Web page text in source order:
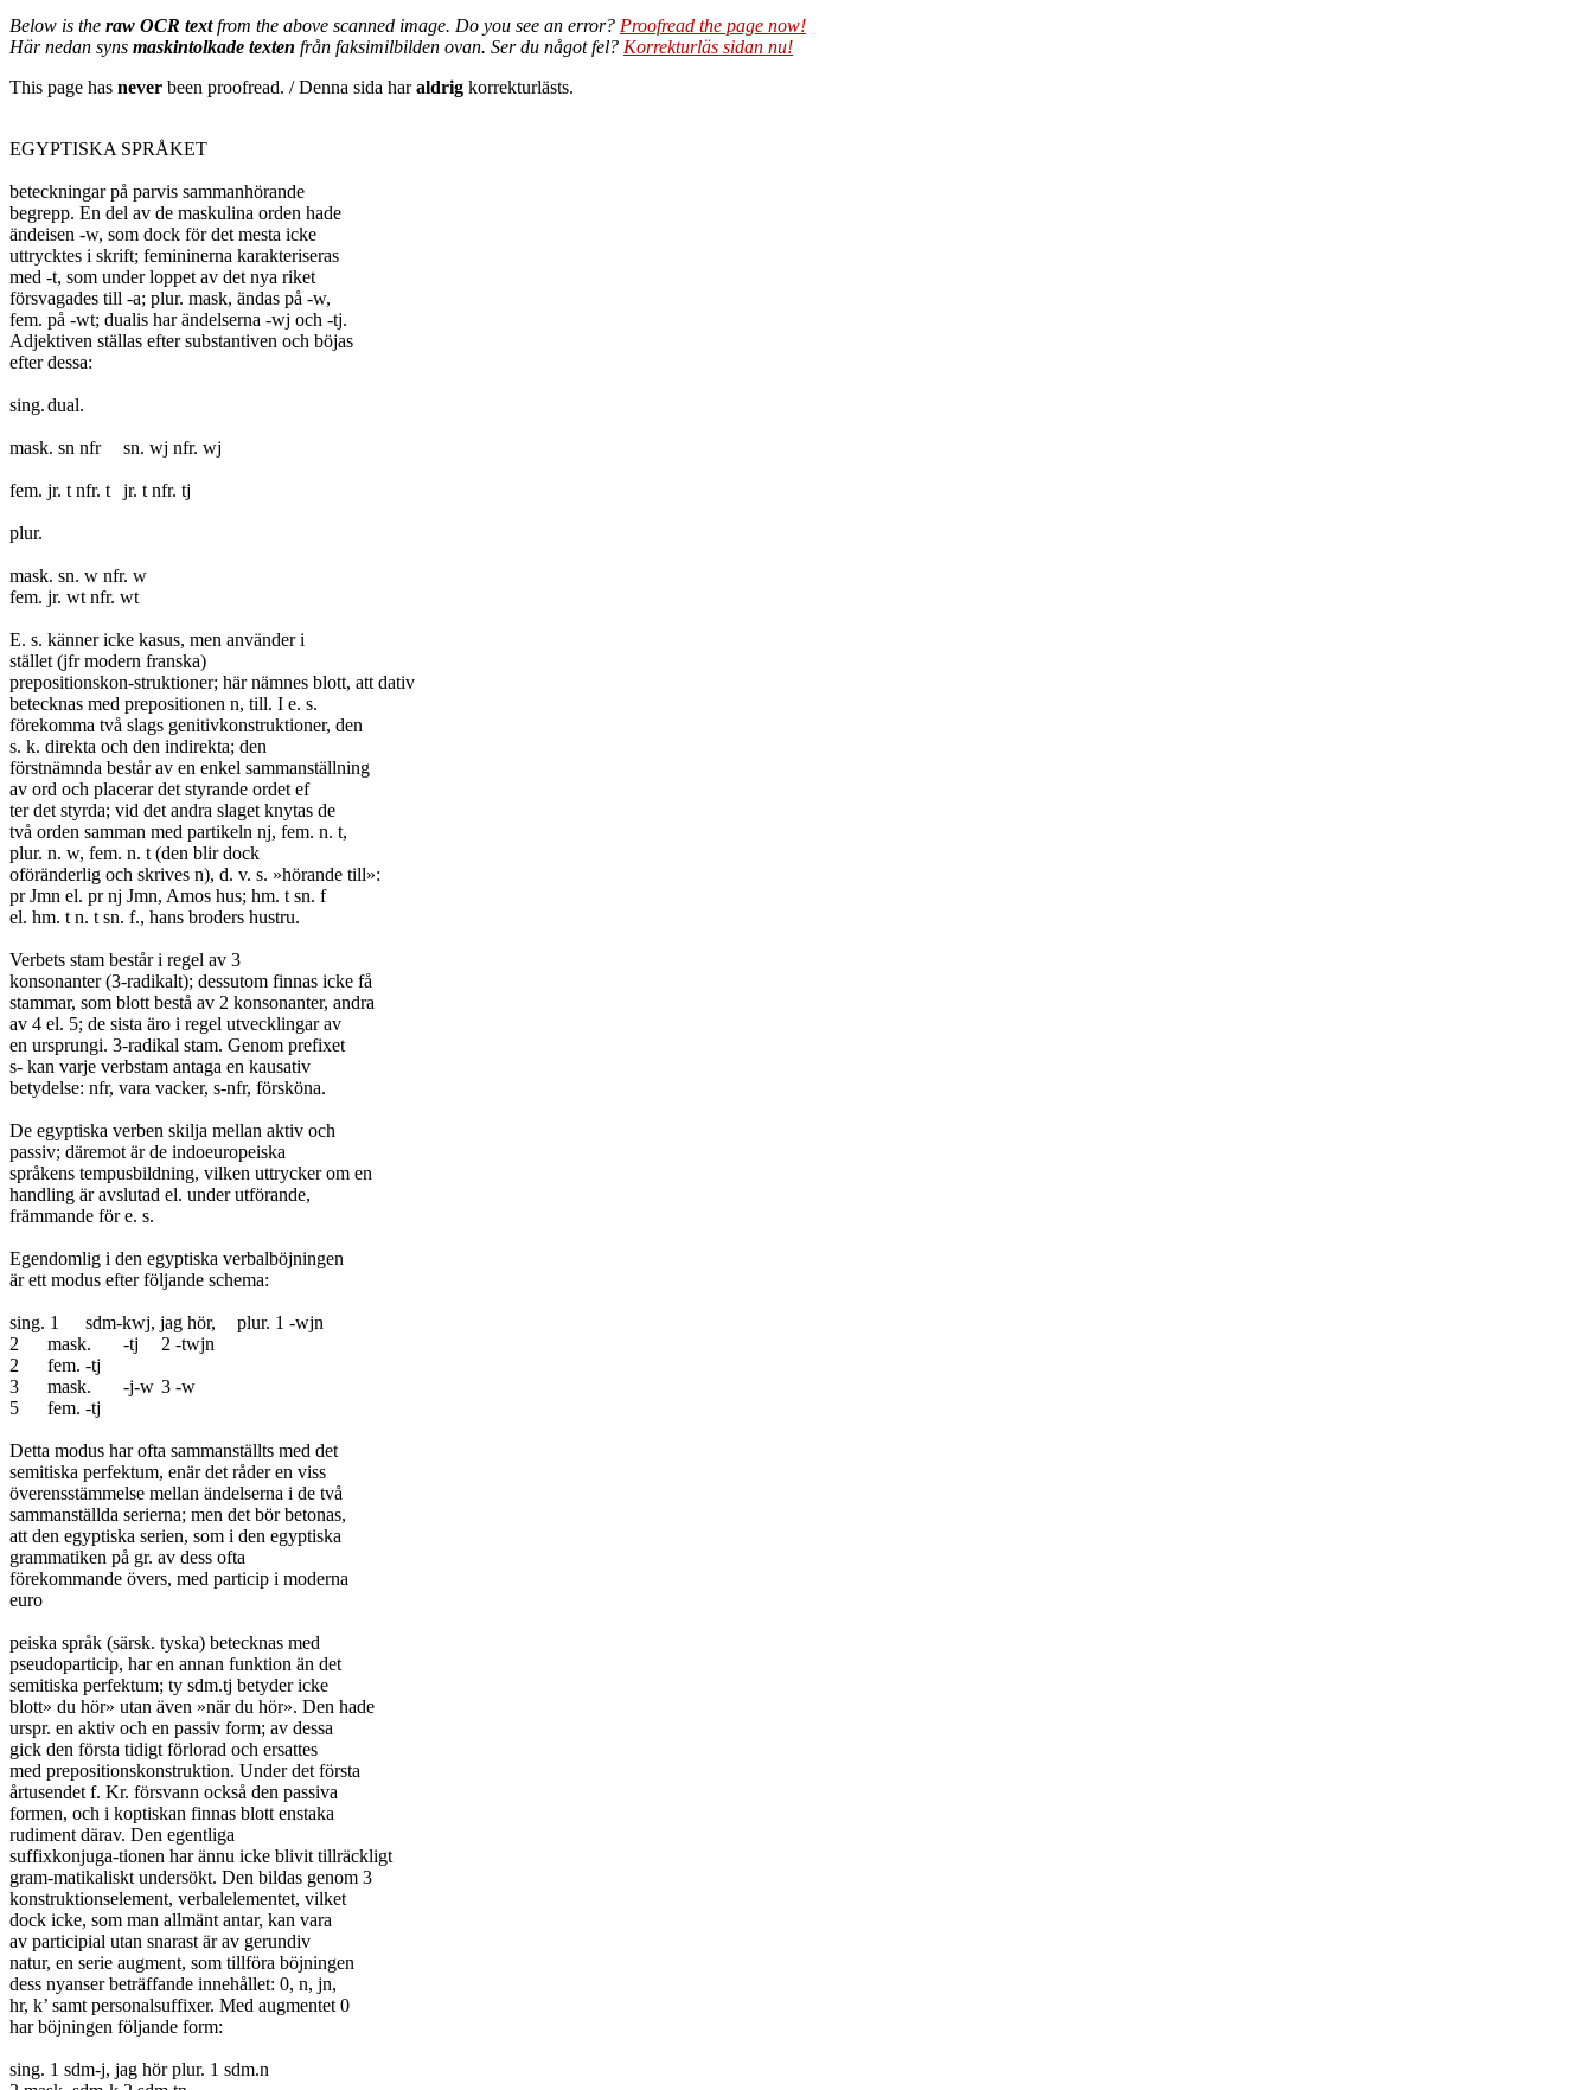
Below is the raw OCR textfrom the above scanned image. Do you see an error? Proofread the page now!
Här nedan syns maskintolkade texten från faksimilbilden ovan. Ser du något fel? Korrekturläs sidan nu!
This page has never been proofread. / Denna sida haraldrig korrekturlästs.
EGYPTISKA SPRÅKET
beteckningar på parvis sammanhörande
begrepp. En del av de maskulina orden hade
ändeisen -w, som dock för det mesta icke
uttrycktes i skrift; femininerna karakteriseras
med -t, som under loppet av det nya riket
försvagades till -a; plur. mask, ändas på -w,
fem. på -wt; dualis har ändelserna -wj och -tj.
Adjektiven ställas efter substantiven och böjas
efter dessa:
sing.	dual.
mask. sn nfr	sn. wj nfr. wj
fem. jr. t nfr. t	jr. t nfr. tj
plur.
mask. sn. w nfr. w
fem. jr. wt nfr. wt
E. s. känner icke kasus, men använder i
stället (jfr modern franska)
prepositionskon-struktioner; här nämnes blott, att dativ
betecknas med prepositionen n, till. I e. s.
förekomma två slags genitivkonstruktioner, den
s. k. direkta och den indirekta; den
förstnämnda består av en enkel sammanställning
av ord och placerar det styrande ordet ef
ter det styrda; vid det andra slaget knytas de
två orden samman med partikeln nj, fem. n. t,
plur. n. w, fem. n. t (den blir dock
oföränderlig och skrives n), d. v. s. »hörande till»:
pr Jmn el. pr nj Jmn, Amos hus; hm. t sn. f
el. hm. t n. t sn. f., hans broders hustru.
Verbets stam består i regel av 3
konsonanter (3-radikalt); dessutom finnas icke få
stammar, som blott bestå av 2 konsonanter, andra
av 4 el. 5; de sista äro i regel utvecklingar av
en ursprungi. 3-radikal stam. Genom prefixet
s- kan varje verbstam antaga en kausativ
betydelse: nfr, vara vacker, s-nfr, försköna.
De egyptiska verben skilja mellan aktiv och
passiv; däremot är de indoeuropeiska
språkens tempusbildning, vilken uttrycker om en
handling är avslutad el. under utförande,
främmande för e. s.
Egendomlig i den egyptiska verbalböjningen
är ett modus efter följande schema:
sing. 1	sdm-kwj, jag hör,	plur. 1 -wjn
2	mask.	-tj	2 -twjn
2	fem.	-tj
3	mask.	-j-w	3 -w
5	fem.	-tj
Detta modus har ofta sammanställts med det
semitiska perfektum, enär det råder en viss
överensstämmelse mellan ändelserna i de två
sammanställda serierna; men det bör betonas,
att den egyptiska serien, som i den egyptiska
grammatiken på gr. av dess ofta
förekommande övers, med particip i moderna
euro
peiska språk (särsk. tyska) betecknas med
pseudoparticip, har en annan funktion än det
semitiska perfektum; ty sdm.tj betyder icke
blott» du hör» utan även »när du hör». Den hade
urspr. en aktiv och en passiv form; av dessa
gick den första tidigt förlorad och ersattes
med prepositionskonstruktion. Under det första
årtusendet f. Kr. försvann också den passiva
formen, och i koptiskan finnas blott enstaka
rudiment därav. Den egentliga
suffixkonjuga-tionen har ännu icke blivit tillräckligt
gram-matikaliskt undersökt. Den bildas genom 3
konstruktionselement, verbalelementet, vilket
dock icke, som man allmänt antar, kan vara
av participial utan snarast är av gerundiv
natur, en serie augment, som tillföra böjningen
dess nyanser beträffande innehållet: 0, n, jn,
hr, k’ samt personalsuffixer. Med augmentet 0
har böjningen följande form:
sing. 1 sdm-j, jag hör plur. 1 sdm.n